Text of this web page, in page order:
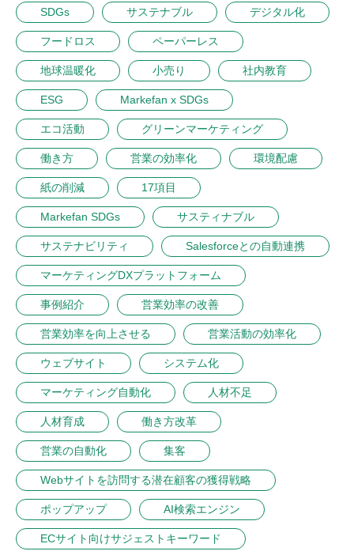
SDGs サステナブル デジタル化
フードロス ペーパーレス
地球温暖化 小売り 社内教育
ESG Markefan x SDGs
エコ活動 グリーンマーケティング
働き方 営業の効率化 環境配慮
紙の削減 17項目
Markefan SDGs サスティナブル
サステナビリティ Salesforceとの自動連携
マーケティングDXプラットフォーム
事例紹介 営業効率の改善
営業効率を向上させる 営業活動の効率化
ウェブサイト システム化
マーケティング自動化 人材不足
人材育成 働き方改革
営業の自動化 集客
Webサイトを訪問する潜在顧客の獲得戦略
ポップアップ AI検索エンジン
ECサイト向けサジェストキーワード